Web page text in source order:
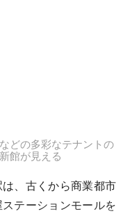
どの多彩なテナントの
館が見える
、古くから商業都市
テーションモールを